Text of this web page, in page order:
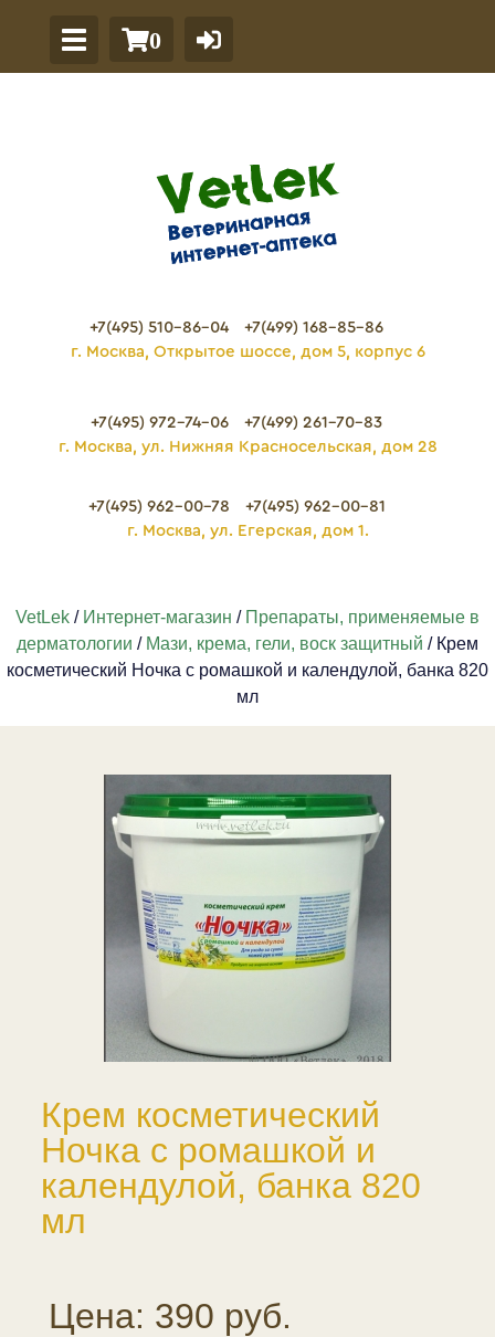
0
+7(495) 510-86-04
+7(499) 168-85-86
г. Москва, Открытое шоссе, дом 5, корпус 6
+7(495) 972-74-06
+7(499) 261-70-83
г. Москва, ул. Нижняя Красносельская, дом 28
+7(495) 962-00-78
+7(495) 962-00-81
г. Москва, ул. Егерская, дом 1.
VetLek / Интернет-магазин / Препараты, применяемые в
дерматологии / Мази, крема, гели, воск защитный / Крем
косметический Ночка с ромашкой и календулой, банка 820
мл
Крем косметический
Ночка с ромашкой и
календулой, банка 820
мл
Цена: 390 руб.